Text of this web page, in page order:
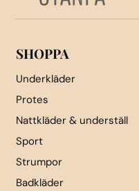
SHOPPA
Underkläder
Protes
Nattkläder & underställ
Sport
Strumpor
Badkläder